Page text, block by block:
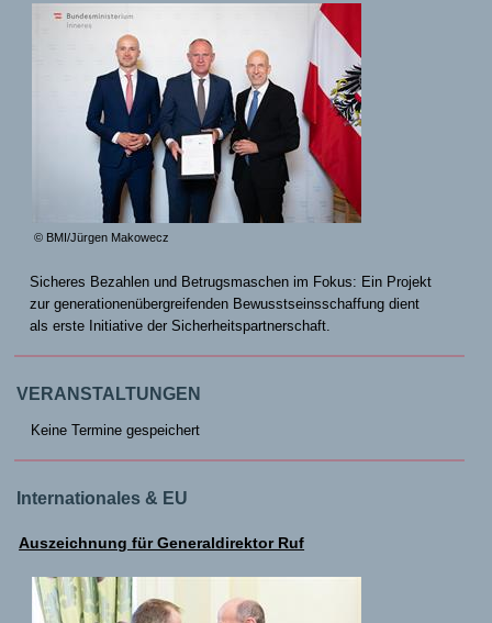
© BMI/Jürgen Makowecz
Sicheres Bezahlen und Betrugsmaschen im Fokus: Ein Projekt
zur generationenübergreifenden Bewusstseinsschaffung dient
als erste Initiative der Sicherheitspartnerschaft.
VERANSTALTUNGEN
Keine Termine gespeichert
Internationales & EU
Auszeichnung für Generaldirektor Ruf